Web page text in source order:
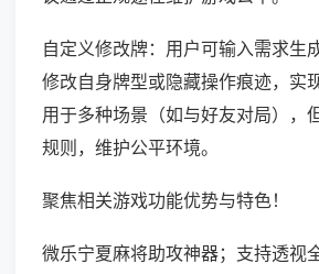
自定义修改牌：用户可输入需求生
修改自身牌型或隐藏操作痕迹，实
用于多种场景（如与好友对局），
规则，维护公平环境。
聚焦相关游戏功能优势与特色！
微乐宁夏麻将助攻神器；支持透视